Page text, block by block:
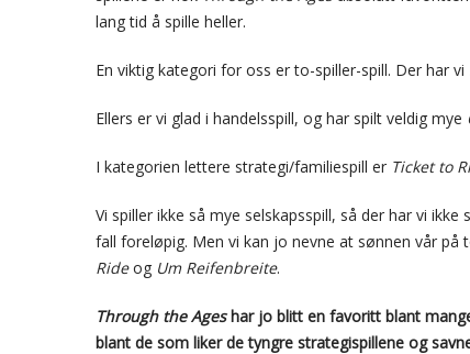
lang tid å spille heller.
En viktig kategori for oss er to-spiller-spill. Der har vi
Ellers er vi glad i handelsspill, og har spilt veldig mye
I kategorien lettere strategi/familiespill er Ticket to
Vi spiller ikke så mye selskapsspill, så der har vi
fall foreløpig. Men vi kan jo nevne at sønnen vår på
Rideog Um Reifenbreite.
Through the Ageshar jo blitt en favoritt blant
blant de som liker de tyngre strategispillene og